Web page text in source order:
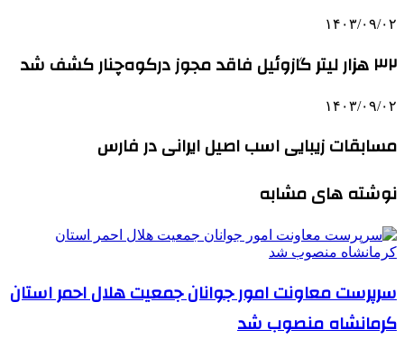
۱۴۰۳/۰۹/۰۲
۳۲ هزار لیتر گازوئیل فاقد مجوز درکوه‌چنار کشف شد
۱۴۰۳/۰۹/۰۲
مسابقات زیبایی اسب اصیل ایرانی در فارس
نوشته های مشابه
سرپرست معاونت امور جوانان جمعیت هلال احمر استان
کرمانشاه منصوب شد